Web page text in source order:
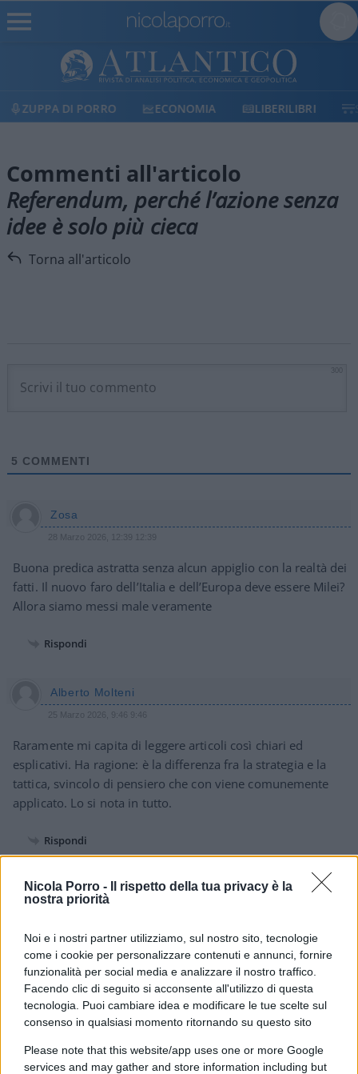
Nicola Porro -
Il rispetto della tua privacy è la
nostra priorità
Noi e i nostri partner utilizziamo, sul nostro sito, tecnologie
come i cookie per personalizzare contenuti e annunci, fornire
funzionalità per social media e analizzare il nostro traffico.
Facendo clic di seguito si acconsente all'utilizzo di questa
tecnologia. Puoi cambiare idea e modificare le tue scelte sul
consenso in qualsiasi momento ritornando su questo sito
Please note that this website/app uses one or more Google
services and may gather and store information including but
ECONOMIA LIBERILIBRI SHOP
Commenti all'articolo
Referendum, perché l’azione senza
idee è solo più cieca
Torna all'articolo
5 COMMENTI
Zosa
28 Marzo 2026, 12:39 12:39
Buona predica astratta senza alcun appiglio con la realtà dei
fatti. Il nuovo faro dell’Italia e dell’Europa deve essere Milei?
Allora siamo messi male veramente
Rispondi
Alberto Molteni
25 Marzo 2026, 9:46 9:46
Raramente mi capita di leggere articoli così chiari ed
esplicativi. Ha ragione: è la differenza fra la strategia e la
tattica, svincolo di pensiero che con viene comunemente
applicato. Lo si nota in tutto.
Rispondi
Antonella Celletti
Nella lettura dei commenti post referendum ci sono i ‘soloni’
del giorno dopo. Oggi tutti hanno la ricetta magica, mentre
prima non hanno fatto nè detto nulla di concreto. Tra l’altro,
è proprio la coalizione del ‘no’ ad aver sostituito le idee con
la comunicazione, vincendo. Quindi?
Rispondi